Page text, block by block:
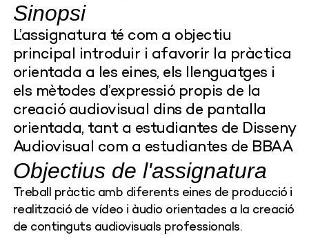
Sinopsi
L’assignatura té com a objectiu
principal introduir i afavorir la pràctica
orientada a les eines, els llenguatges i
els mètodes d’expressió propis de la
creació audiovisual dins de pantalla
orientada, tant a estudiantes de Disseny
Audiovisual com a estudiantes de BBAA
Objectius de l'assignatura
Treball pràctic amb diferents eines de producció i
realització de vídeo i àudio orientades a la creació
de continguts audiovisuals professionals.